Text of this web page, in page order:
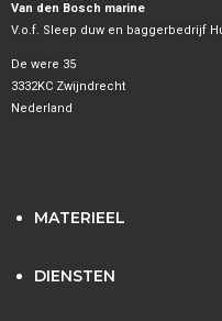
Van den Bosch marine
V.o.f. Sleep duw en baggerbedrijf
De were 35
3332KC Zwijndrecht
Nederland
MATERIEEL
DIENSTEN